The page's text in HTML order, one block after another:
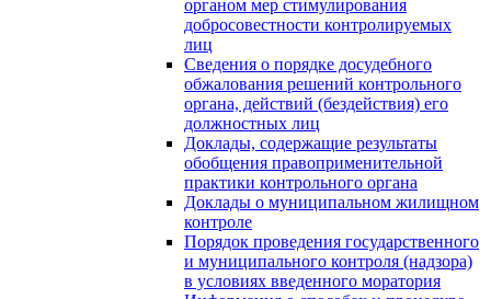
органом мер стимулирования
добросовестности контролируемых
лиц
Сведения о порядке досудебного
обжалования решений контрольного
органа, действий (бездействия) его
должностных лиц
Доклады, содержащие результаты
обобщения правоприменительной
практики контрольного органа
Доклады о муниципальном жилищном
контроле
Порядок проведения государственного
и муниципального контроля (надзора)
в условиях введенного моратория